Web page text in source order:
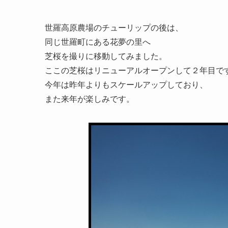
世羅高原農場のチューリップの後は、
同じ世羅町にある花夢の里へ
芝桜を撮りに移動してみました。
ここの芝桜はリニューアルオープンして２年目で
今年は昨年よりもスケールアップしており、
また来年が楽しみです。